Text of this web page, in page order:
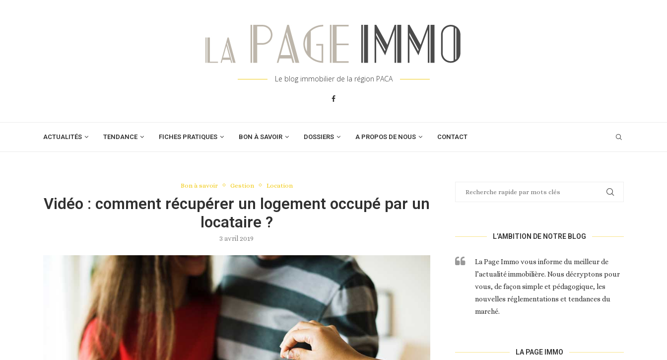
Le blog immobilier de la région PACA
ACTUALITÉS TENDANCE FICHES PRATIQUES BON À SAVOIR DOSSIERS A PROPOS DE NOUS CONTACT
Bon à savoir Gestion Location
Vidéo : comment récupérer un logement occupé par un
locataire ?
3 avril 2019 L’AMBITION DE NOTRE BLOG
La Page Immo vous informe du meilleur de
l’actualité immobilière. Nous décryptons pour
vous, de façon simple et pédagogique, les
nouvelles réglementations et tendances du
marché.
LA PAGE IMMO